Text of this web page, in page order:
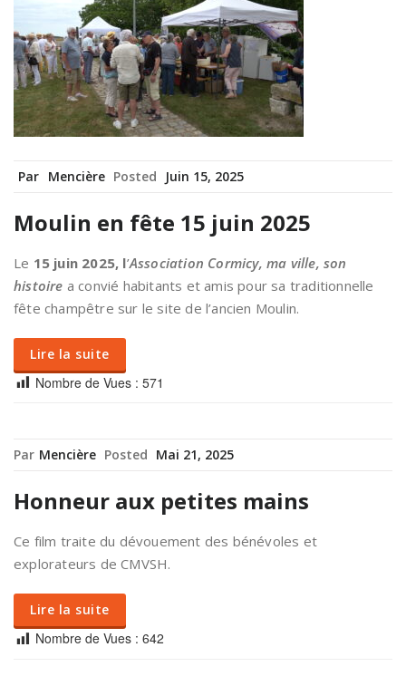
Par Mencière Posted Juin 15, 2025
Moulin en fête 15 juin 2025
Le 15 juin 2025, l’Association Cormicy, ma ville, son
histoire a convié habitants et amis pour sa traditionnelle
fête champêtre sur le site de l’ancien Moulin.
Lire la suite
Nombre de Vues : 571
Par Mencière Posted Mai 21, 2025
Honneur aux petites mains
Ce film traite du dévouement des bénévoles et
explorateurs de CMVSH.
Lire la suite
Nombre de Vues : 642